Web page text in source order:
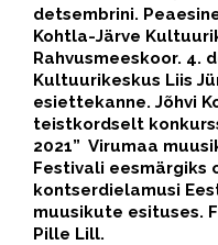
detsembrini.
Kohtla-Järve
Rahvusmeeskoor. 4.
Kultuurikeskus Liis
esiettekanne. Jõhvi
teistkordselt
2021” Virumaa
Festivali eesmärgiks
kontserdielamusi
muusikute esituses.
Pille Lill.